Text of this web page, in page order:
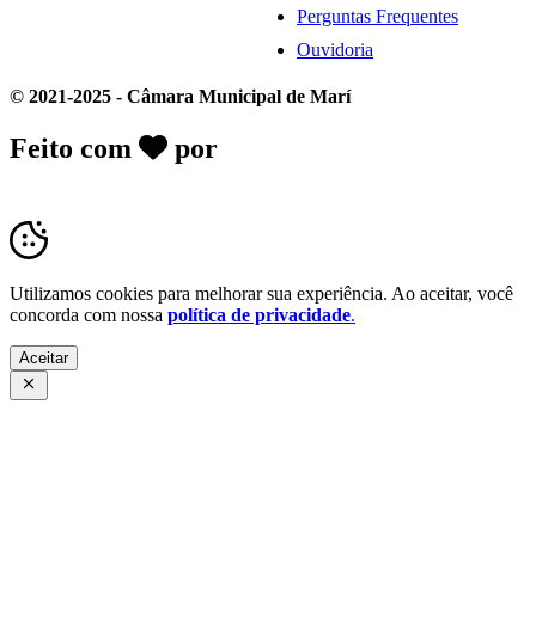
Perguntas Frequentes
Ouvidoria
© 2021-2025 - Câmara Municipal de Marí
Feito com por
Utilizamos cookies para melhorar sua experiência. Ao aceitar, você
concorda com nossa política de privacidade.
Aceitar